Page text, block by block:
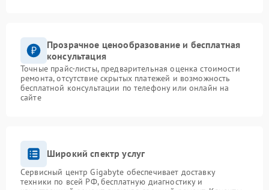
Прозрачное ценообразование и бесплатная
консультация
Точные прайс-листы, предварительная оценка стоимости
ремонта, отсутствие скрытых платежей и возможность
бесплатной консультации по телефону или онлайн на
сайте
Широкий спектр услуг
Сервисный центр Gigabyte обеспечивает доставку
техники по всей РФ, бесплатную диагностику и